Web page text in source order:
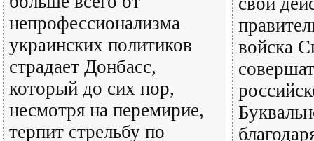
непрофессионализма
украинских политиков
страдает Донбасс,
который до сих пор,
несмотря на перемирие,
терпит стрельбу по
войска